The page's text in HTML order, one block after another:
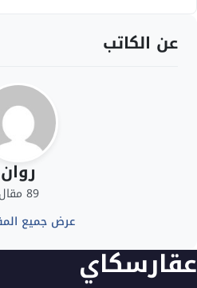
عن الكاتب
روان
89 مقال
عرض جميع
عقارسكاي